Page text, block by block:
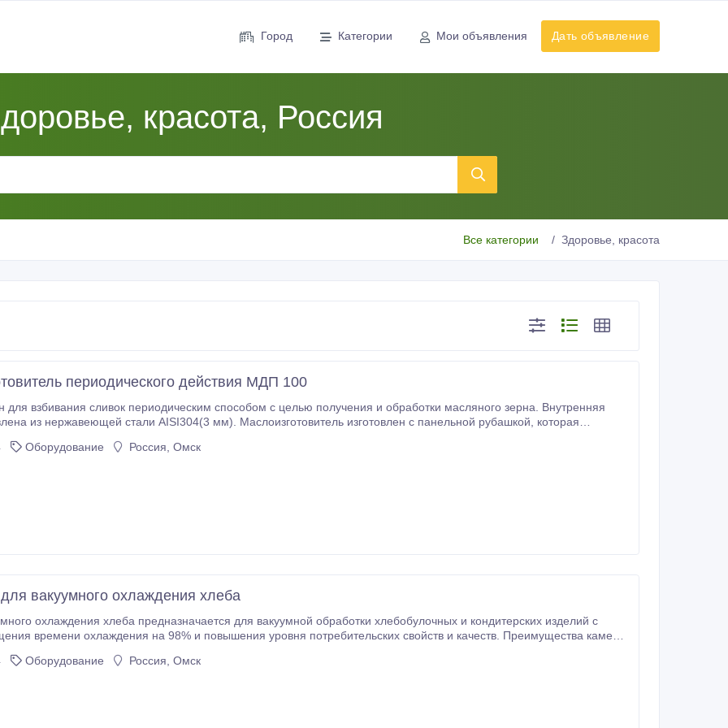
Город Категории Мои объявления Дать объявление
красота, Россия
Все категории Здоровье, красота
периодического действия МДП 100
способом с целью получения и обработки масляного зерна. Внутренняя
из нержавеющей стали AISI304(3 мм). Маслоизготовитель изготовлен с панельной рубашкой, которая
качества получаемого продукта.
Оборудование Россия, Омск
вакуумного охлаждения хлеба
охлаждения хлеба предназначается для вакуумной обработки хлебобулочных и кондитерских изделий с
времени охлаждения на 98% и повышения уровня потребительских свойств и качеств. Преимущества камеры
Оборудование Россия, Омск